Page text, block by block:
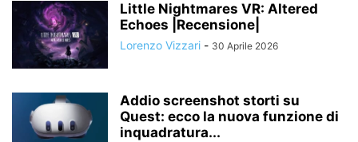
Little Nightmares VR: Altered
Echoes |Recensione|
Lorenzo Vizzari - 30 Aprile 2026
Addio screenshot storti su
Quest: ecco la nuova funzione di
inquadratura...